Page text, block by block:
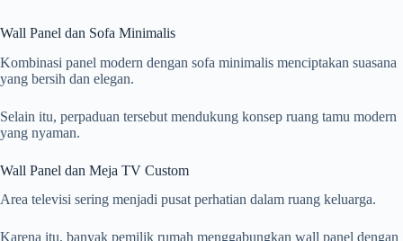
Wall Panel dan Sofa Minimalis
Kombinasi panel modern dengan sofa minimalis menciptakan suasana
yang bersih dan elegan.
Selain itu, perpaduan tersebut mendukung konsep ruang tamu modern
yang nyaman.
Wall Panel dan Meja TV Custom
Area televisi sering menjadi pusat perhatian dalam ruang keluarga.
Karena itu, banyak pemilik rumah menggabungkan wall panel dengan